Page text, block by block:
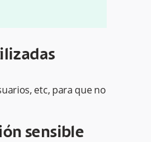
etc, para que no
sensible